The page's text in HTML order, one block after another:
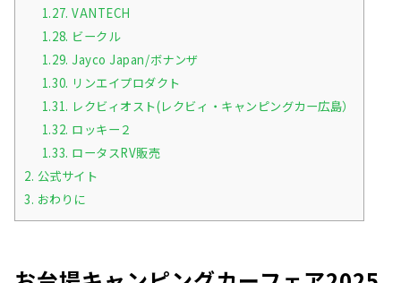
1.27. VANTECH
1.28. ビークル
1.29. Jayco Japan/ボナンザ
1.30. リンエイプロダクト
1.31. レクビィオスト(レクビィ・キャンピングカー広島）
1.32. ロッキー２
1.33. ロータスRV販売
2. 公式サイト
3. おわりに